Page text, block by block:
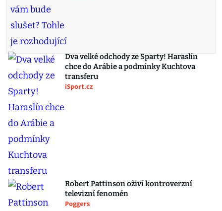
Dva velké odchody ze Sparty! Haraslín
chce do Arábie a podmínky Kuchtova
transferu
iSport.cz
Robert Pattinson oživí kontroverzní
televizní fenomén
Poggers